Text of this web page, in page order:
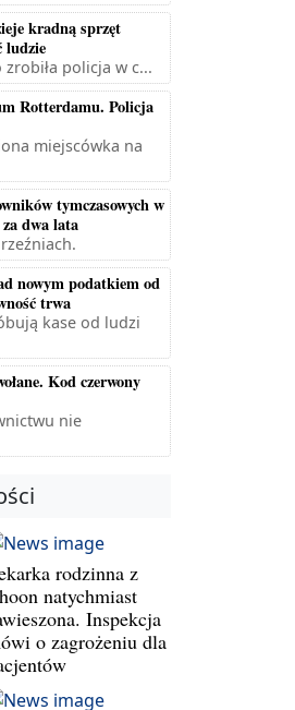
kradną sprzęt
ludzie
policja w c...
Rotterdamu. Policja
miejscówka na
tymczasowych w
dwa lata
nowym podatkiem od
trwa
kase od ludzi
Kod czerwony
nie
rodzinna z
natychmiast
Inspekcja
o zagrożeniu dla